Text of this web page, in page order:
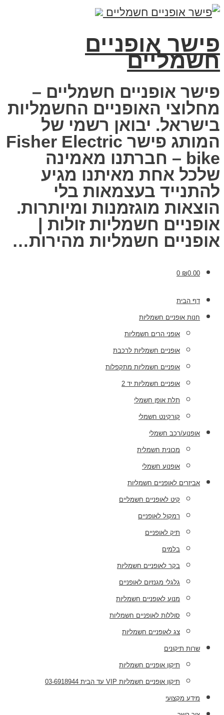
פישר אופניים
חשמליים
פישר אופניים חשמליים –
מחלוצי האופניים החשמליות
בישראל. יבואן רשמי של
המותג פישר Fisher Electric
bike – חברתנו מאמינה
שלכל אחת מאיתנו מגיע
להתנייד בעצמאות בלי
הוצאות מוגזמנות ומיותרות.
אופניים חשמליות זולות |
אופניים חשמליות מהירות…
₪0.00
0
דף הבית
חנות אופניים חשמליות
אופני הרים חשמליות
אופניים חשמליות לרכבת
אופניים חשמליות מתקפלות
אופניים חשמליות יד 2
תלת אופן חשמלי
קורקינט חשמלי
אופנוע/רכב חשמלי
מכונית חשמלית
אופנוע חשמלי
אביזרים לאופניים חשמליות
קיט לאופניים חשמליים
רמקול לאופניים
תיק לאופניים
בלמים
בקר לאופניים חשמליות
גלגלי מגנזיום לאופניים
מנוע לאופניים חשמליות
סוללות לאופניים חשמליות
צג לאופניים חשמליות
שרות תיקונים
תיקון אופניים חשמליות
תיקון אופניים חשמליות VIP עד הבית 03-6918944
מידע מקצועי